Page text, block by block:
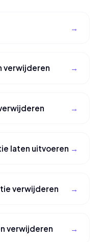
verwijderen
laten uitvoeren
verwijderen
verwijderen